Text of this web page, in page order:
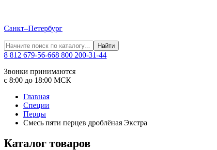
Санкт–Петербург
Найти
8 812 679-56-668 800 200-31-44
Звонки принимаются
с 8:00 до 18:00 МСК
Главная
Специи
Перцы
Смесь пяти перцев дроблёная Экстра
Каталог товаров